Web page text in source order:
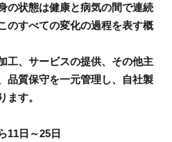
の状態は健康と病気の間で連続
のすべての変化の過程を表す概
工、サービスの提供、その他主
品質保守を一元管理し、自社製
ます。
11日～25日